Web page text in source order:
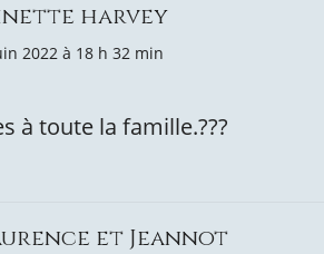
harvey
2022 à 18 h 32 min
à toute la famille.???
et Jeannot